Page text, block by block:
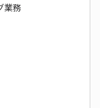
業務